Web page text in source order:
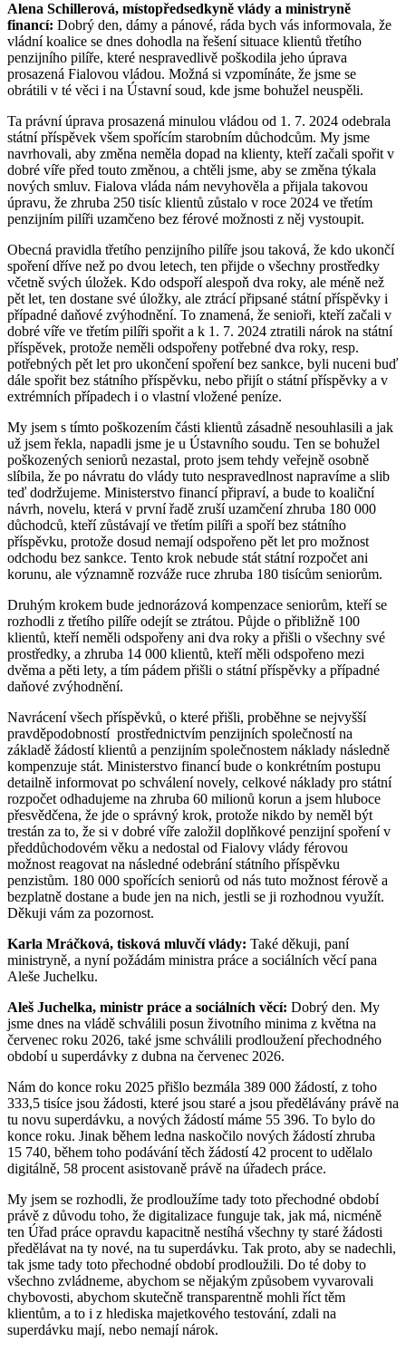
Alena Schillerová, místopředsedkyně vlády a ministryně
financí: Dobrý den, dámy a pánové, ráda bych vás informovala, že
vládní koalice se dnes dohodla na řešení situace klientů třetího
penzijního pilíře, které nespravedlivě poškodila jeho úprava
prosazená Fialovou vládou. Možná si vzpomínáte, že jsme se
obrátili v té věci i na Ústavní soud, kde jsme bohužel neuspěli.
Ta právní úprava prosazená minulou vládou od 1. 7. 2024 odebrala
státní příspěvek všem spořícím starobním důchodcům. My jsme
navrhovali, aby změna neměla dopad na klienty, kteří začali spořit v
dobré víře před touto změnou, a chtěli jsme, aby se změna týkala
nových smluv. Fialova vláda nám nevyhověla a přijala takovou
úpravu, že zhruba 250 tisíc klientů zůstalo v roce 2024 ve třetím
penzijním pilíři uzamčeno bez férové možnosti z něj vystoupit.
Obecná pravidla třetího penzijního pilíře jsou taková, že kdo ukončí
spoření dříve než po dvou letech, ten přijde o všechny prostředky
včetně svých úložek. Kdo odspoří alespoň dva roky, ale méně než
pět let, ten dostane své úložky, ale ztrácí připsané státní příspěvky i
případné daňové zvýhodnění. To znamená, že senioři, kteří začali v
dobré víře ve třetím pilíři spořit a k 1. 7. 2024 ztratili nárok na státní
příspěvek, protože neměli odspořeny potřebné dva roky, resp.
potřebných pět let pro ukončení spoření bez sankce, byli nuceni buď
dále spořit bez státního příspěvku, nebo přijít o státní příspěvky a v
extrémních případech i o vlastní vložené peníze.
My jsem s tímto poškozením části klientů zásadně nesouhlasili a jak
už jsem řekla, napadli jsme je u Ústavního soudu. Ten se bohužel
poškozených seniorů nezastal, proto jsem tehdy veřejně osobně
slíbila, že po návratu do vlády tuto nespravedlnost napravíme a slib
teď dodržujeme. Ministerstvo financí připraví, a bude to koaliční
návrh, novelu, která v první řadě zruší uzamčení zhruba 180 000
důchodců, kteří zůstávají ve třetím pilíři a spoří bez státního
příspěvku, protože dosud nemají odspořeno pět let pro možnost
odchodu bez sankce. Tento krok nebude stát státní rozpočet ani
korunu, ale významně rozváže ruce zhruba 180 tisícům seniorům.
Druhým krokem bude jednorázová kompenzace seniorům, kteří se
rozhodli z třetího pilíře odejít se ztrátou. Půjde o přibližně 100
klientů, kteří neměli odspořeny ani dva roky a přišli o všechny své
prostředky, a zhruba 14 000 klientů, kteří měli odspořeno mezi
dvěma a pěti lety, a tím pádem přišli o státní příspěvky a případné
daňové zvýhodnění.
Navrácení všech příspěvků, o které přišli, proběhne se nejvyšší
pravděpodobností prostřednictvím penzijních společností na
základě žádostí klientů a penzijním společnostem náklady následně
kompenzuje stát. Ministerstvo financí bude o konkrétním postupu
detailně informovat po schválení novely, celkové náklady pro státní
rozpočet odhadujeme na zhruba 60 milionů korun a jsem hluboce
přesvědčena, že jde o správný krok, protože nikdo by neměl být
trestán za to, že si v dobré víře založil doplňkové penzijní spoření v
předdůchodovém věku a nedostal od Fialovy vlády férovou
možnost reagovat na následné odebrání státního příspěvku
penzistům. 180 000 spořících seniorů od nás tuto možnost férově a
bezplatně dostane a bude jen na nich, jestli se ji rozhodnou využít.
Děkuji vám za pozornost.
Karla Mráčková, tisková mluvčí vlády: Také děkuji, paní
ministryně, a nyní požádám ministra práce a sociálních věcí pana
Aleše Juchelku.
Aleš Juchelka, ministr práce a sociálních věcí: Dobrý den. My
jsme dnes na vládě schválili posun životního minima z května na
červenec roku 2026, také jsme schválili prodloužení přechodného
období u superdávky z dubna na červenec 2026.
Nám do konce roku 2025 přišlo bezmála 389 000 žádostí, z toho
333,5 tisíce jsou žádosti, které jsou staré a jsou předělávány právě na
tu novu superdávku, a nových žádostí máme 55 396. To bylo do
konce roku. Jinak během ledna naskočilo nových žádostí zhruba
15 740, během toho podávání těch žádostí 42 procent to udělalo
digitálně, 58 procent asistovaně právě na úřadech práce.
My jsem se rozhodli, že prodloužíme tady toto přechodné období
právě z důvodu toho, že digitalizace funguje tak, jak má, nicméně
ten Úřad práce opravdu kapacitně nestíhá všechny ty staré žádosti
předělávat na ty nové, na tu superdávku. Tak proto, aby se nadechli,
tak jsme tady toto přechodné období prodloužili. Do té doby to
všechno zvládneme, abychom se nějakým způsobem vyvarovali
chybovosti, abychom skutečně transparentně mohli říct těm
klientům, a to i z hlediska majetkového testování, zdali na
superdávku mají, nebo nemají nárok.